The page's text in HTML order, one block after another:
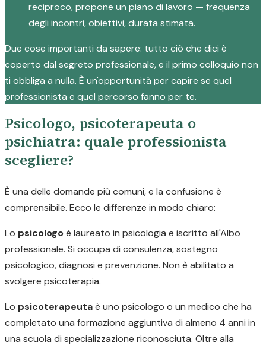
reciproco, propone un piano di lavoro — frequenza
degli incontri, obiettivi, durata stimata.
Due cose importanti da sapere: tutto ciò che dici è
coperto dal segreto professionale, e il primo colloquio non
ti obbliga a nulla. È un'opportunità per capire se quel
professionista e quel percorso fanno per te.
Psicologo, psicoterapeuta o
psichiatra: quale professionista
scegliere?
È una delle domande più comuni, e la confusione è
comprensibile. Ecco le differenze in modo chiaro:
Lo psicologoè laureato in psicologia e iscritto all'Albo
professionale. Si occupa di consulenza, sostegno
psicologico, diagnosi e prevenzione. Non è abilitato a
svolgere psicoterapia.
Lo psicoterapeutaè uno psicologo o un medico che ha
completato una formazione aggiuntiva di almeno 4 anni in
una scuola di specializzazione riconosciuta. Oltre alla